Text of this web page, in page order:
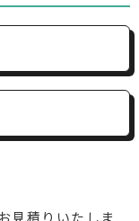
見積りいたしま